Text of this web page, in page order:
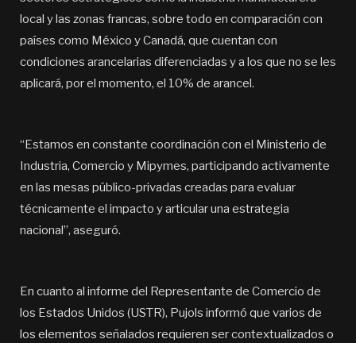
local y las zonas francas, sobre todo en comparación con
países como México y Canadá, que cuentan con
condiciones arancelarias diferenciadas y a los que no se les
aplicará, por el momento, el 10% de arancel.
“Estamos en constante coordinación con el Ministerio de
Industria, Comercio y Mipymes, participando activamente
en las mesas público-privadas creadas para evaluar
técnicamente el impacto y articular una estrategia
nacional”, aseguró.
En cuanto al informe del Representante de Comercio de
los Estados Unidos (USTR), Pujols informó que varios de
los elementos señalados requieren ser contextualizados o